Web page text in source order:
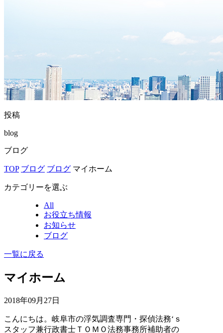
投稿
blog
ブログ
TOP ブログ ブログ マイホーム
カテゴリーを選ぶ
All
お役立ち情報
お知らせ
ブログ
一覧に戻る
マイホーム
2018年09月27日
こんにちは。岐阜市の浮気調査専門・探偵法務‘ｓ
スタッフ兼行政書士ＴＯＭＯ法務事務所補助者の